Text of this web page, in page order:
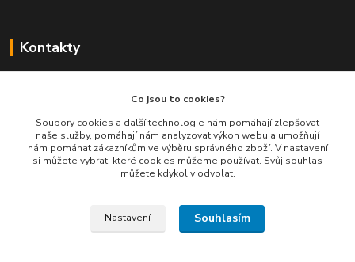
Kontakty
+420 777 461 661
(Po-Pá, 8-16 hod.)
info@balimespolu.cz
Co jsou to cookies?
Soubory cookies a další technologie nám pomáhají zlepšovat
naše služby, pomáhají nám analyzovat výkon webu a umožňují
nám pomáhat zákazníkům ve výběru správného zboží. V nastavení
si můžete vybrat, které cookies můžeme používat. Svůj souhlas
můžete kdykoliv odvolat.
Nastavení Souhlasím